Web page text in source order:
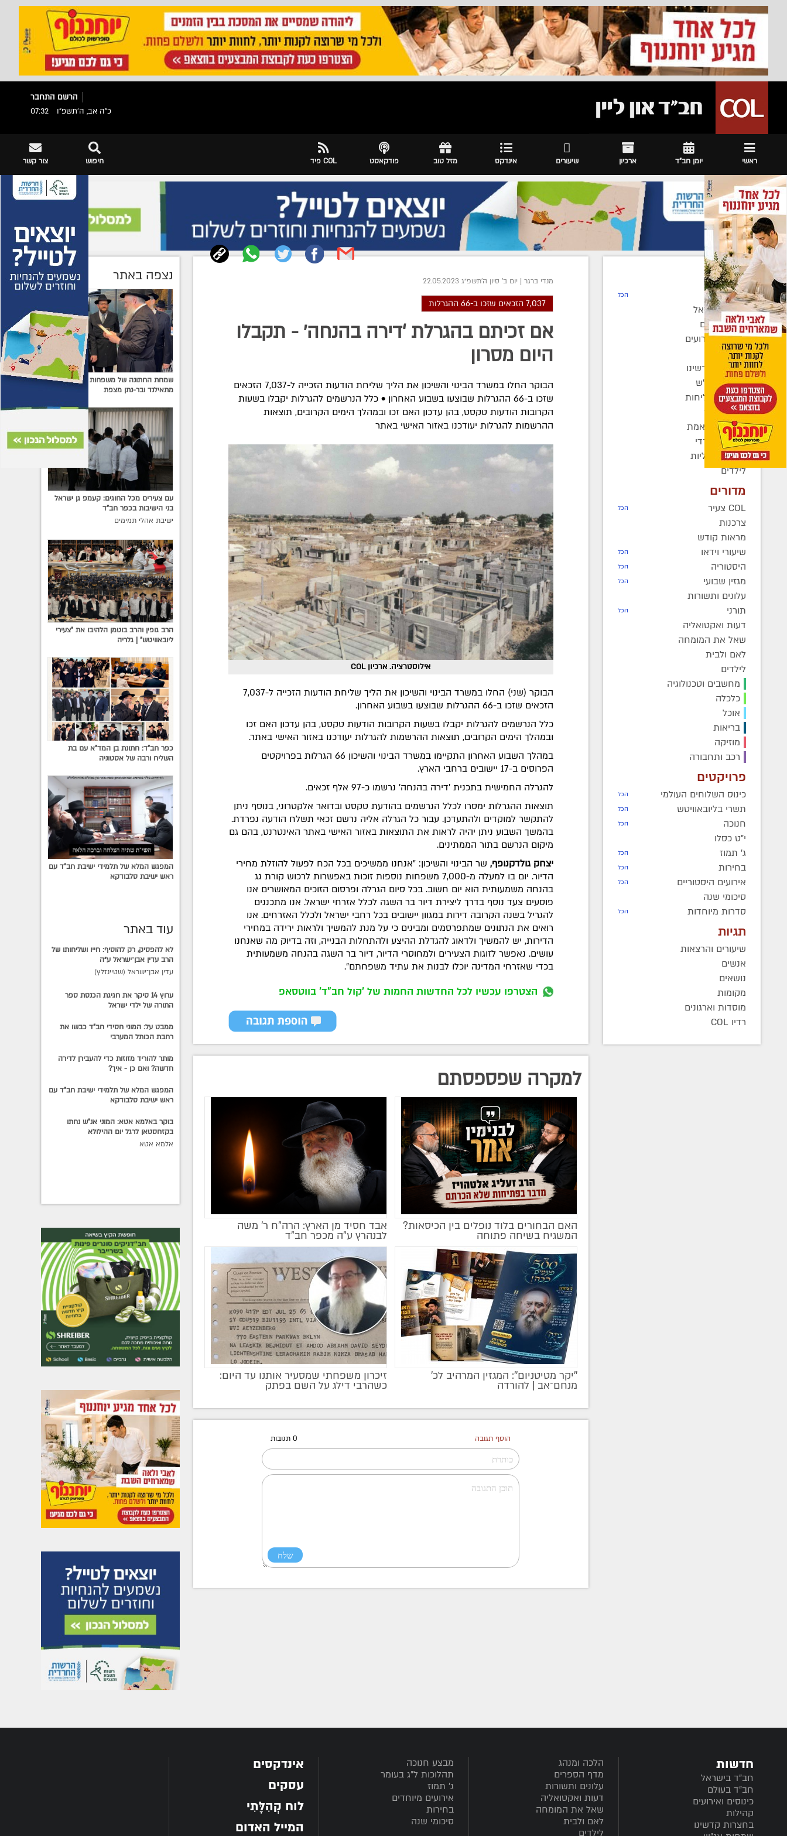
הרשם התחבר
כ"ה אב, ה׳תשפ״ו
07:32
ראשי יומן חב"ד ארכיון שיעורים אינדקס מזל טוב פודקאסט COL פיד צור קשר חיפוש
חדשות
רדיו COL הכל
חב"ד בישראל
חב"ד בעולם
כינוסים ואירועים
קהילות
בחצרות קדשינו
שמחות אנ"ש
יוצאים לשליחות
נשות חב"ד
ברוך דיין האמת
בעולם החרדי
חדשות כלליות
לילדים
מדורים
COL צעיר הכל
צרכנות
מראות קודש
שיעורי וידאו
הכל
היסטוריה הכל
מגזין שבועי הכל
עלונים ותשורות
תורני
הכל
דעות ואקטואליה
שאל את המומחה
לאם ולבית
לילדים
מחשבים וטכנולוגיה
כלכלה
אוכל
בריאות
מוזיקה
רכב ותחבורה
פרויקטים
כינוס השלוחים העולמי הכל
תשרי בליובאוויטש הכל
חנוכה הכל
י"ט כסלו
ג' תמוז
הכל
בחירות הכל
אירועים היסטוריים הכל
סיכומי שנה
סדרות מיוחדות
הכל
תגיות
שיעורים והרצאות
אנשים
נושאים
מקומות
מוסדות וארגונים
רדיו COL
מנדי ברגר | יום ב' סיון ה׳תשפ״ג 22.05.2023
7,037 הזכאים שזכו ב-66 ההגרלות
אם זכיתם בהגרלת ‘דירה בהנחה’ - תקבלו
היום מסרון
הבוקר החלו במשרד הבינוי והשיכון את הליך שליחת הודעות הזכייה ל-7,037 הזכאים
שזכו ב-66 ההגרלות שבוצעו בשבוע האחרון • כלל הנרשמים להגרלות יקבלו בשעות
הקרובות הודעות טקסט, בהן עדכון האם זכו ובמהלך הימים הקרובים, תוצאות
ההרשמות להגרלות יעודכנו באזור האישי באתר
אילוסטרציה. ארכיון COL
הבוקר (שני) החלו במשרד הבינוי והשיכון את הליך שליחת הודעות הזכייה ל-7,037
הזכאים שזכו ב-66 ההגרלות שבוצעו בשבוע האחרון.
כלל הנרשמים להגרלות יקבלו בשעות הקרובות הודעות טקסט, בהן עדכון האם זכו
ובמהלך הימים הקרובים, תוצאות ההרשמות להגרלות יעודכנו באזור האישי באתר.
במהלך השבוע האחרון התקיימו במשרד הבינוי והשיכון 66 הגרלות בפרויקטים
הפרוסים ב-17 יישובים ברחבי הארץ.
להגרלה החמישית בתכנית ׳דירה בהנחה׳ נרשמו כ-97 אלף זכאים.
תוצאות ההגרלות ימסרו לכלל הנרשמים בהודעת טקסט ובדואר אלקטרוני, בנוסף ניתן
להתקשר למוקדים ולהתעדכן. עבור כל הגרלה אליה נרשם זכאי תשלח הודעה נפרדת.
בהמשך השבוע ניתן יהיה לראות את התוצאות באזור האישי באתר האינטרנט, בהם גם
מיקום הנרשם בתור הממתינים.
יצחק גולדקנופף, שר הבינוי והשיכון: ״אנחנו ממשיכים בכל הכח לפעול להוזלת מחירי
הדיור. יום בו למעלה מ-7,000 משפחות נוספות זוכות באפשרות לרכוש קורת גג
בהנחה משמעותית הוא יום חשוב. בכל סיום הגרלה ופרסום הזוכים המאושרים אנו
פוסעים צעד נוסף בדרך ליצירת דיור בר השגה לכלל אזרחי ישראל. אנו מתכננים
להגריל בשנה הקרובה דירות במגוון יישובים בכל רחבי ישראל ולכלל האזרחים. אנו
רואים את הנתונים שמתפרסמים ומבינים כי על מנת להמשיך ולראות ירידה במחירי
הדירות, יש להמשיך ולדאוג להגדלת ההיצע ולהתחלות הבנייה, וזה בדיוק מה שאנחנו
עושים. נאפשר לזוגות הצעירים ולמחוסרי הדיור, דיור בר השגה בהנחה משמעותית
בכדי שאזרחי המדינה יוכלו לבנות את עתיד משפחתם”.
הצטרפו עכשיו לכל החדשות החמות של 'קול חב"ד' בווטסאפ
למקרה שפספסתם
מקודם
האם הבחורים בלוד נופלים בין הכיסאות?
המשגיח בשיחה פתוחה
אבד חסיד מן הארץ: הרה"ח ר' משה
לבנהרץ ע"ה מכפר חב"ד
מקודם
''יקר מטיטניום'': המגזין המרהיב לכ’
מנחם־אב | להורדה
זיכרון משפחתי שמסעיר אותנו עד היום:
כשהרבי דילג על השם בפתק
הוסף תגובה 0 תגובות
נצפה באתר
שמחת החתונה של משפחות אשכנזי
מתאילנד ובר-נתן מצפת
עם צעירים מכל החוגים: קעמפ גן ישראל
בני הישיבות בכפר חב"ד
ישיבת אהלי תמימים
הרב גופין והרב בוטמן הלהיבו את "צעירי
ליובאוויטש" | גלריה
כפר חב"ד: חתונת בן המד"א עם בת
השליח ורבה של אסטוניה
המפגש המלא של תלמידי ישיבת חב"ד עם
ראש ישיבת סלבודקא
עוד באתר
לא להפסיק, רק להוסיף: חייו ושליחותו של
הרב עדין אבן־ישראל ע״ה
עדין אבן־ישראל (שטיינזלץ)
ערוץ 14 סיקר את חגיגת הכנסת ספר
התורה של ילדי ישראל
ממבט על: המוני חסידי חב"ד כבשו את
רחבת הכותל המערבי
מותר להוריד מזוזות כדי להעבירן לדירה
חדשה? ואם כן - איך?
המפגש המלא של תלמידי ישיבת חב"ד עם
ראש ישיבת סלבודקא
בוקר באלמא אטא: המוני אנ"ש נחתו
בקזחסטאן לרגל יום ההילולא
אלמא אטא
חדשות
חב”ד בישראל
חב”ד בעולם
כינוסים ואירועים
קהילות
בחצרות קדשינו
הלכה ומנהג
מדף הספרים
עלונים ותשורות
דעות ואקטואליה
שאל את המומחה
לאם ולבית
לילדים
מבצע חנוכה
תהלוכות ל"ג בעומר
ג' תמוז
אירועים מיוחדים
בחירות
סיכומי שנה
אינדקסים
עסקים
לוח קְהִלָּתִי
המייל האדום